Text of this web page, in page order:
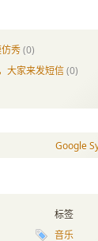
秀(0)
大家来发短信(0)
Google
标签
音乐